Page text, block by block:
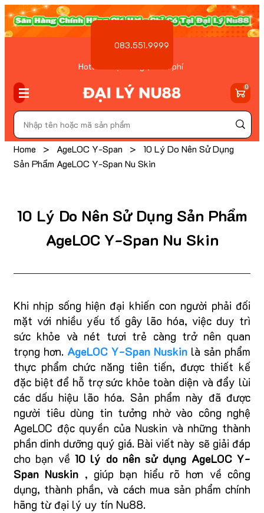
Hotline Đặt hàng ( Miễn phí
083.551.9999
0
Home > AgeLOC Y-Span >
10 Lý Do Nên Sử Dụng
Sản Phẩm AgeLOC Y-Span Nu Skin
10 Lý Do Nên Sử Dụng Sản Phẩm
AgeLOC Y-Span Nu Skin
Khi nhịp sống hiện đại khiến con người phải đối
mặt với nhiều yếu tố gây lão hóa, việc duy trì
sức khỏe và nét tươi trẻ càng trở nên quan
trọng hơn. AgeLOC Y-Span Nuskin là sản phẩm
thực phẩm chức năng tiên tiến, được thiết kế
đặc biệt để hỗ trợ sức khỏe toàn diện và đẩy lùi
các dấu hiệu lão hóa. Sản phẩm này đã được
người tiêu dùng tin tưởng nhờ vào công nghệ
AgeLOC độc quyền của Nuskin và những thành
phần dinh dưỡng quý giá. Bài viết này sẽ giải đáp
cho bạn về 10 lý do nên sử dụng AgeLOC Y-
Span Nuskin , giúp bạn hiểu rõ hơn về công
dụng, thành phần, và cách mua sản phẩm chính
hãng từ đại lý uy tín Nu88.